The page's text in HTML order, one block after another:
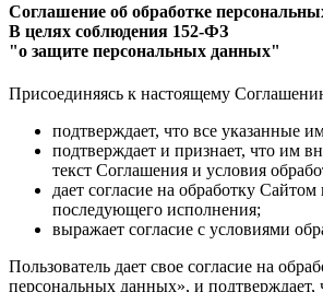
Соглашение об обработке
В целях соблюдения 152-ФЗ
"о защите персональных данных"
Присоединяясь к настоящему
подтверждает, что все указанные
подтверждает и признает, что им
текст Соглашения и условия
дает согласие на обработку
последующего исполнения;
выражает согласие с условиями
Пользователь дает свое согласие на
персональных данных», и подтверждает,